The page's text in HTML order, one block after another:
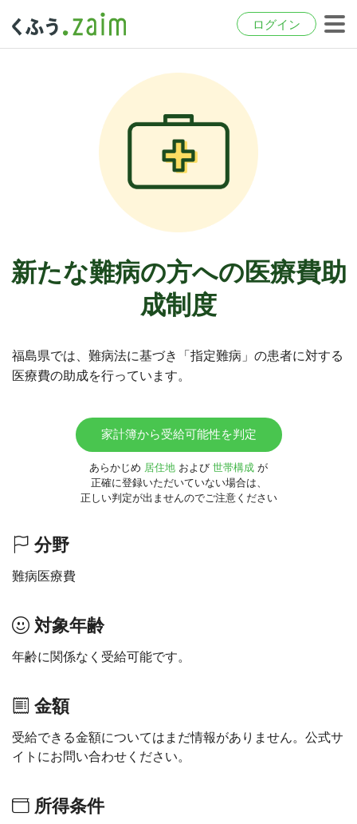
ログイン
新たな難病の方への医療費助
成制度
福島県では、難病法に基づき「指定難病」の患者に対する
医療費の助成を行っています。
家計簿から受給可能性を判定
あらかじめ 居住地 および 世帯構成 が
正確に登録いただいていない場合は、
正しい判定が出ませんのでご注意ください
分野
難病医療費
対象年齢
年齢に関係なく受給可能です。
金額
受給できる金額についてはまだ情報がありません。公式サ
イトにお問い合わせください。
所得条件